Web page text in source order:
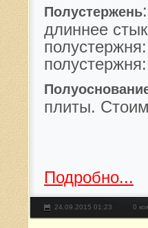
Полустержень:
длиннее
полустержня:
плиты.
Подробно...
24.09.2015 01:23 0